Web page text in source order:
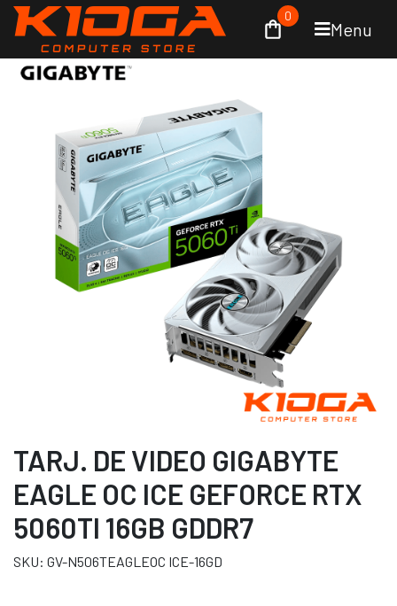
Menu
0
TARJ. DE VIDEO GIGABYTE
EAGLE OC ICE GEFORCE RTX
5060TI 16GB GDDR7
SKU: GV-N506TEAGLEOC ICE-16GD